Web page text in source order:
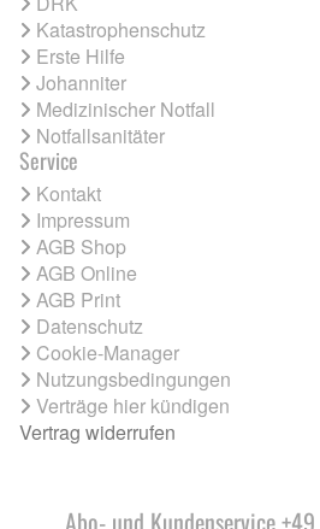
Katastrophenschutz
Erste Hilfe
Johanniter
Medizinischer Notfall
Notfallsanitäter
Service
Kontakt
Impressum
AGB Shop
AGB Online
AGB Print
Datenschutz
Cookie-Manager
Nutzungsbedingungen
Verträge hier kündigen
Vertrag widerrufen